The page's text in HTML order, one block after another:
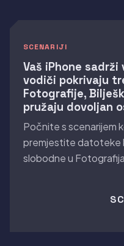
SCENARIJI
Vaš iPhone
vodiči pokrivaju
Fotografije,
pružaju dovoljan
Počnite s scenarijem
premjestite datoteke
slobodne u